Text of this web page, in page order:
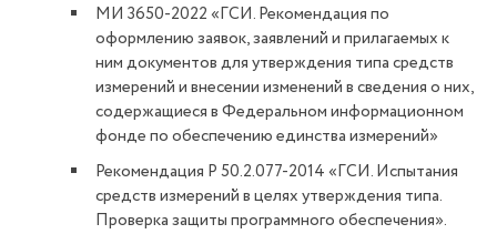
МИ 3650-2022 «ГСИ. Рекомендация по
оформлению заявок, заявлений и прилагаемых к
ним документов для утверждения типа средств
измерений и внесении изменений в сведения о них,
содержащиеся в Федеральном информационном
фонде по обеспечению единства измерений»
Рекомендация Р 50.2.077-2014 «ГСИ. Испытания
средств измерений в целях утверждения типа.
Проверка защиты программного обеспечения».